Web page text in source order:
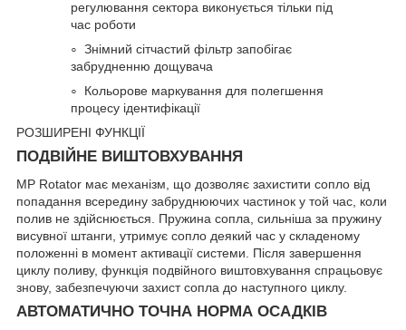
регулювання сектора виконується тільки під
час роботи
Знімний сітчастий фільтр запобігає
забрудненню дощувача
Кольорове маркування для полегшення
процесу ідентифікації
РОЗШИРЕНІ ФУНКЦІЇ
ПОДВІЙНЕ ВИШТОВХУВАННЯ
MP Rotator має механізм, що дозволяє захистити сопло від
попадання всередину забруднюючих частинок у той час, коли
полив не здійснюється. Пружина сопла, сильніша за пружину
висувної штанги, утримує сопло деякий час у складеному
положенні в момент активації системи. Після завершення
циклу поливу, функція подвійного виштовхування спрацьовує
знову, забезпечуючи захист сопла до наступного циклу.
АВТОМАТИЧНО ТОЧНА НОРМА ОСАДКІВ